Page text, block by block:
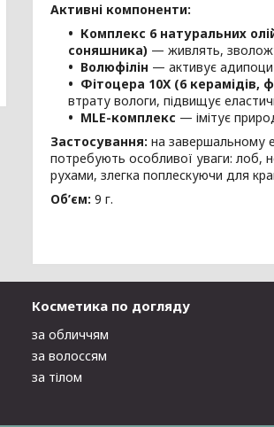
Активні компоненти:
Комплекс 6 натуральних
соняшника) — живлять,
Волюфілін — активує
Фітоцера 10X (6 керамідів,
втрату вологи, підвищує
MLE-комплекс — імітує
Застосування: на завершальному
потребують особливої уваги: лоб,
рухами, злегка поплескуючи для
Об’єм: 9 г.
Косметика по догляду
за обличчям
за волоссям
за тілом